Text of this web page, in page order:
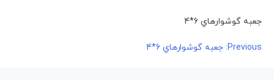
جعبه گوشواره⁪اي 6*4
راهبری
Previous: جعبه گوشواره⁪اي 6*4